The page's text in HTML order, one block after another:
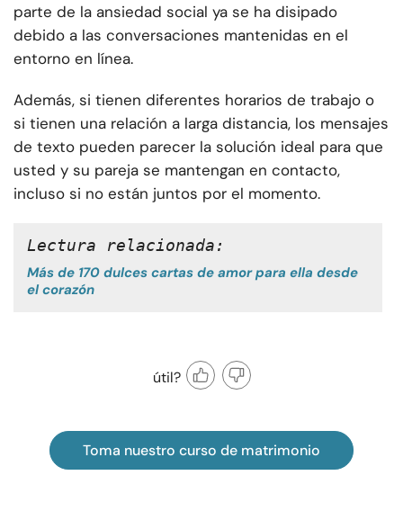
parte de la ansiedad social ya se ha disipado
debido a las conversaciones mantenidas en el
entorno en línea.
Además, si tienen diferentes horarios de trabajo o
si tienen una relación a larga distancia, los mensajes
de texto pueden parecer la solución ideal para que
usted y su pareja se mantengan en contacto,
incluso si no están juntos por el momento.
Lectura relacionada:
Más de 170 dulces cartas de amor para ella desde
el corazón
útil?
Toma nuestro curso de matrimonio